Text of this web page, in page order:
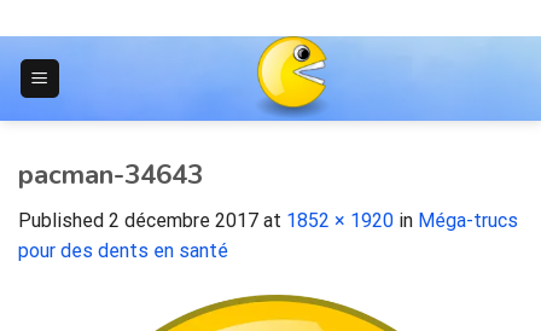
to
content
pacman-34643
Published 2 décembre 2017 at 1852 × 1920 in Méga-trucs
pour des dents en santé